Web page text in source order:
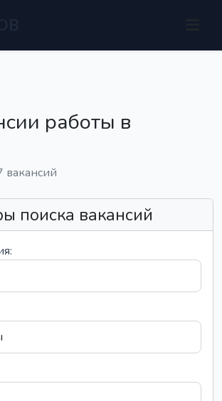
работы в
вакансий
поиска вакансий